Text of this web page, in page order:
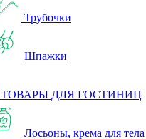
Трубочки
Шпажки
ТОВАРЫ ДЛЯ ГОСТИНИЦ
Лосьоны, крема для тела